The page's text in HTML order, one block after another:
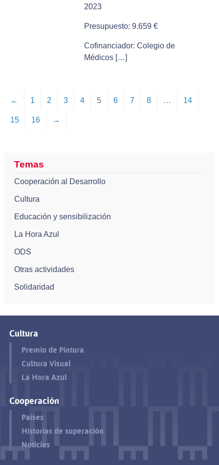
2023
Presupuesto: 9.659 €
Cofinanciador: Colegio de
Médicos […]
← 1 2 3 4 5 6 7 8 … 14
15 16 →
Temas
Cooperación al Desarrollo
Cultura
Educación y sensibilización
La Hora Azul
ODS
Otras actividades
Solidaridad
Cultura
Premio de Pintura
Cultura Visual
La Hora Azul
Cooperación
Países
Historias de superación
Noticias